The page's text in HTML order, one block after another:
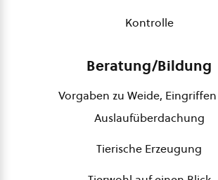
Kontrolle
Beratung/Bildung
Vorgaben zu Weide,
Auslaufüberdachung
Tierische Erzeugung